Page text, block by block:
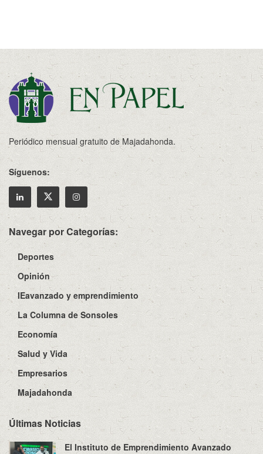
Periódico mensual gratuito de Majadahonda.
Síguenos:
Navegar por Categorías:
Deportes
Opinión
IEavanzado y emprendimiento
La Columna de Sonsoles
Economía
Salud y Vida
Empresarios
Majadahonda
Últimas Noticias
El Instituto de Emprendimiento Avanzado